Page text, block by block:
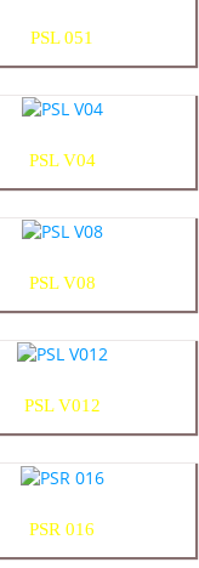
PSL 051
PSL V04
PSL V08
PSL V012
PSR 016